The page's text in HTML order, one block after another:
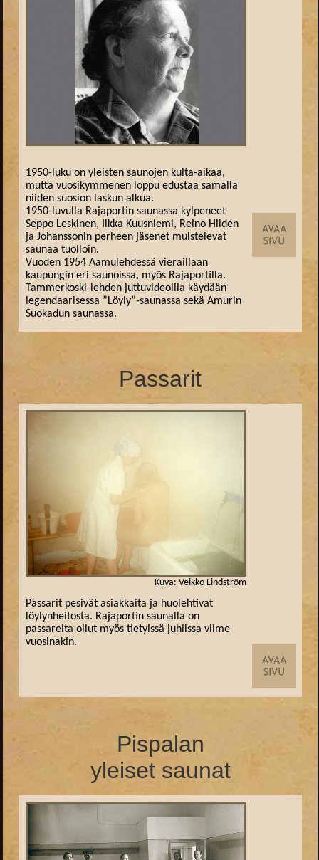
1950-luku on yleisten saunojen kulta-aikaa,
mutta vuosikymmenen loppu edustaa samalla
niiden suosion laskun alkua.
1950-luvulla Rajaportin saunassa kylpeneet
Seppo Leskinen, Ilkka Kuusniemi, Reino Hilden
ja Johanssonin perheen jäsenet muistelevat
saunaa tuolloin.
Vuoden 1954 Aamulehdessä vieraillaan
kaupungin eri saunoissa, myös Rajaportilla.
Tammerkoski-lehden juttuvideoilla käydään
legendaarisessa ”Löyly”-saunassa sekä Amurin
Suokadun saunassa.
Passarit
Kuva: Veikko Lindström
Passarit pesivät asiakkaita ja huolehtivat
löylynheitosta. Rajaportin saunalla on
passareita ollut myös tietyissä juhlissa viime
vuosinakin.
Pispalan
yleiset saunat